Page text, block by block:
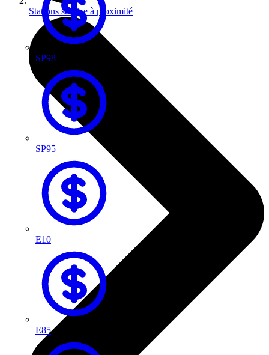
SP98
SP95
E10
E85
Stations service à proximité